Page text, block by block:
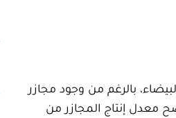
بالرغم من وجود مجازر
معدل إنتاج المجازر من